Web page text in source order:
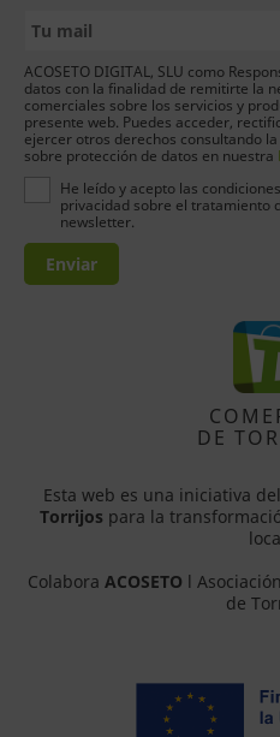
ACOSETO DIGITAL, SLU como
datos con la finalidad de remitirte la
comerciales sobre los servicios y
presente web. Puedes acceder,
ejercer otros derechos consultando
sobre protección de datos en nuestra
He leído y acepto las
privacidad sobre el tratamiento
newsletter.
Enviar
DE
Esta web es una iniciativa del
Torrijos para la
Colabora ACOSETO l
de